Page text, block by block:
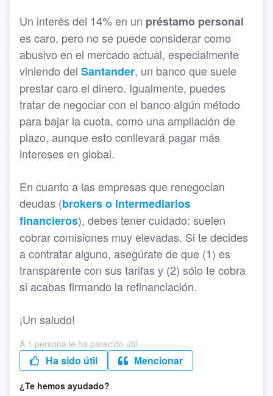
Un interés del 14% en un préstamo personal
es caro, pero no se puede considerar como
abusivo en el mercado actual, especialmente
viniendo del Santander, un banco que suele
prestar caro el dinero. Igualmente, puedes
tratar de negociar con el banco algún método
para bajar la cuota, como una ampliación de
plazo, aunque esto conllevará pagar más
intereses en global.
En cuanto a las empresas que renegocian
deudas (brokers o intermediarios
financieros), debes tener cuidado: suelen
cobrar comisiones muy elevadas. Si te decides
a contratar alguno, asegúrate de que (1) es
transparente con sus tarifas y (2) sólo te cobra
si acabas firmando la refinanciación.
¡Un saludo!
A 1 persona le ha parecido útil
Ha sido útil Mencionar
¿Te hemos ayudado?